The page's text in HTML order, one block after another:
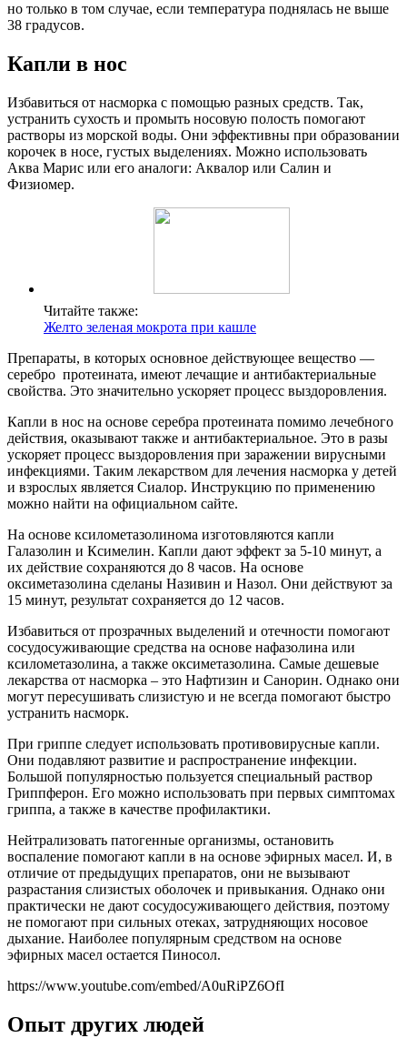
но только в том случае, если температура поднялась не выше
38 градусов.
Капли в нос
Избавиться от насморка с помощью разных средств. Так,
устранить сухость и промыть носовую полость помогают
растворы из морской воды. Они эффективны при образовании
корочек в носе, густых выделениях. Можно использовать
Аква Марис или его аналоги: Аквалор или Салин и
Физиомер.
Читайте также:
Желто зеленая мокрота при кашле
Препараты, в которых основное действующее вещество —
серебро протеината, имеют лечащие и антибактериальные
свойства. Это значительно ускоряет процесс выздоровления.
Капли в нос на основе серебра протеината помимо лечебного
действия, оказывают также и антибактериальное. Это в разы
ускоряет процесс выздоровления при заражении вирусными
инфекциями. Таким лекарством для лечения насморка у детей
и взрослых является Сиалор. Инструкцию по применению
можно найти на официальном сайте.
На основе ксилометазолинома изготовляются капли
Галазолин и Ксимелин. Капли дают эффект за 5-10 минут, а
их действие сохраняются до 8 часов. На основе
оксиметазолина сделаны Називин и Назол. Они действуют за
15 минут, результат сохраняется до 12 часов.
Избавиться от прозрачных выделений и отечности помогают
сосудосуживающие средства на основе нафазолина или
ксилометазолина, а также оксиметазолина. Самые дешевые
лекарства от насморка – это Нафтизин и Санорин. Однако они
могут пересушивать слизистую и не всегда помогают быстро
устранить насморк.
При гриппе следует использовать противовирусные капли.
Они подавляют развитие и распространение инфекции.
Большой популярностью пользуется специальный раствор
Гриппферон. Его можно использовать при первых симптомах
гриппа, а также в качестве профилактики.
Нейтрализовать патогенные организмы, остановить
воспаление помогают капли в на основе эфирных масел. И, в
отличие от предыдущих препаратов, они не вызывают
разрастания слизистых оболочек и привыкания. Однако они
практически не дают сосудосуживающего действия, поэтому
не помогают при сильных отеках, затрудняющих носовое
дыхание. Наиболее популярным средством на основе
эфирных масел остается Пиносол.
https://www.youtube.com/embed/A0uRiPZ6OfI
Опыт других людей